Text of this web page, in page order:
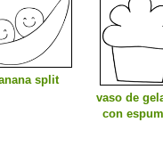
split
vaso de
con